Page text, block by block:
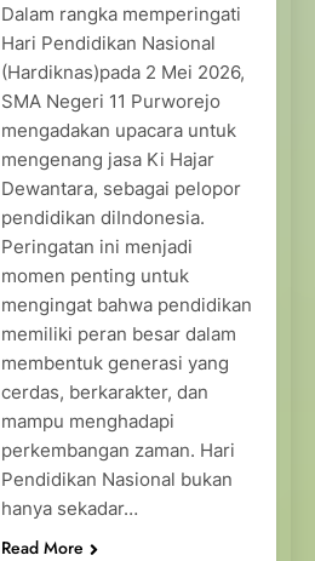
Dalam rangka memperingati
Hari Pendidikan Nasional
(Hardiknas)pada 2 Mei 2026,
SMA Negeri 11 Purworejo
mengadakan upacara untuk
mengenang jasa Ki Hajar
Dewantara, sebagai pelopor
pendidikan diIndonesia.
Peringatan ini menjadi
momen penting untuk
mengingat bahwa pendidikan
memiliki peran besar dalam
membentuk generasi yang
cerdas, berkarakter, dan
mampu menghadapi
perkembangan zaman. Hari
Pendidikan Nasional bukan
hanya sekadar…
Read More